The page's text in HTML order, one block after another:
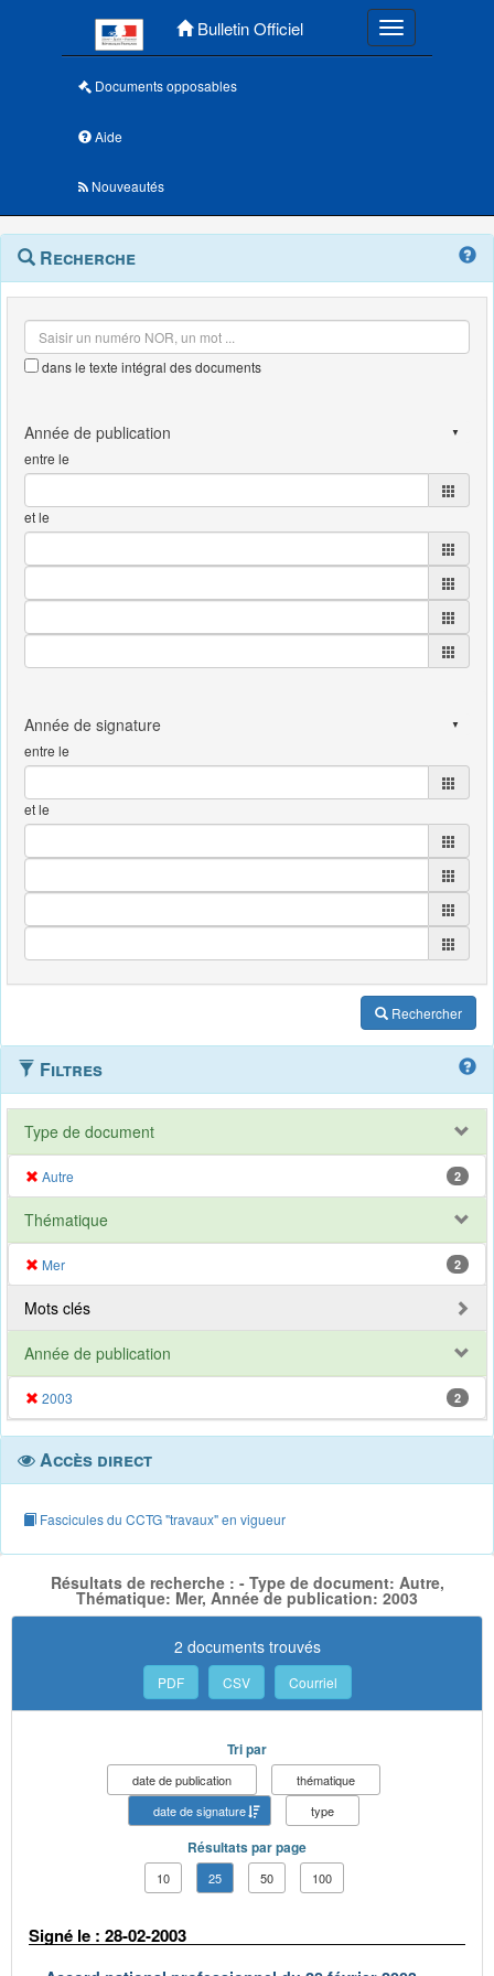
Bulletin Officiel Toggle
Documents opposables
Aide
Nouveautés
Navigation
outils
Menu
contextuel
Recherche
dans le texte intégral des documents
entre le
et le
entre le
et le
Rechercher
Filtres
Type de document
Autre 2
Thématique
Mer 2
Mots clés
Année de publication
2003 2
Accès direct
Fascicules du CCTG "travaux" en vigueur
Résultats de recherche : - Type de document: Autre,
Thématique: Mer, Année de publication: 2003
2 documents trouvés
PDF CSV Courriel
Tri par
date de publication
thématique
date de signature
type
Résultats par page
10 25 50 100
Signé le : 28-02-2003